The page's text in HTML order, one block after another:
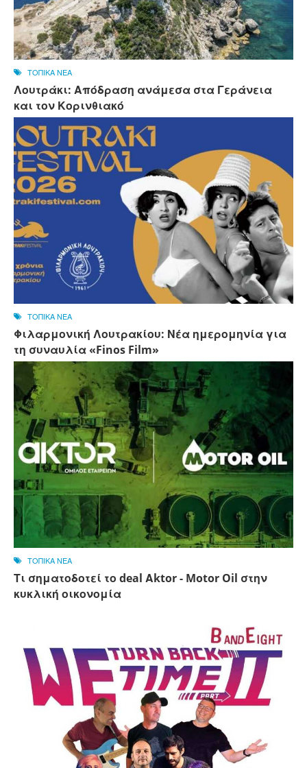
ΤΟΠΙΚΑ ΝΕΑ
Λουτράκι: Απόδραση ανάμεσα στα Γεράνεια
και τον Κορινθιακό
ΤΟΠΙΚΑ ΝΕΑ
Φιλαρμονική Λουτρακίου: Νέα ημερομηνία για
τη συναυλία «Finos Film»
ΤΟΠΙΚΑ ΝΕΑ
Τι σηματοδοτεί το deal Αktor - Motor Oil στην
κυκλική οικονομία